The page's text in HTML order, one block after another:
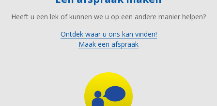
Heeft u een lek of kunnen we u op een andere manier helpen?
Ontdek waar u ons kan vinden!
Maak een afspraak